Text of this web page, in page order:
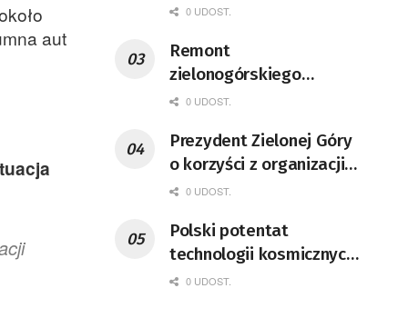
aut
0 UDOST.
Remont
zielonogórskiego
deptaka zgodnie z
0 UDOST.
Prezydent Zielonej Góry
o korzyści z organizacji
mety Tour de Pologne
0 UDOST.
Polski potentat
technologii kosmicznych
wprowadzi się do Zielonej
0 UDOST.